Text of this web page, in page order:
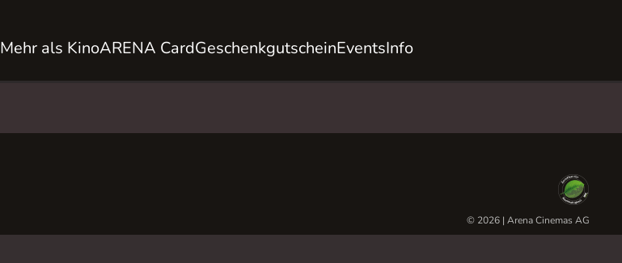
Mehr als KinoARENA CardGeschenkgutscheinEventsInfo
© 2026 | Arena Cinemas AG